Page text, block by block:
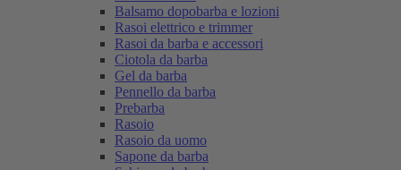
Balsamo dopobarba e lozioni
Rasoi elettrico e trimmer
Rasoi da barba e accessori
Ciotola da barba
Gel da barba
Pennello da barba
Prebarba
Rasoio
Rasoio da uomo
Sapone da barba